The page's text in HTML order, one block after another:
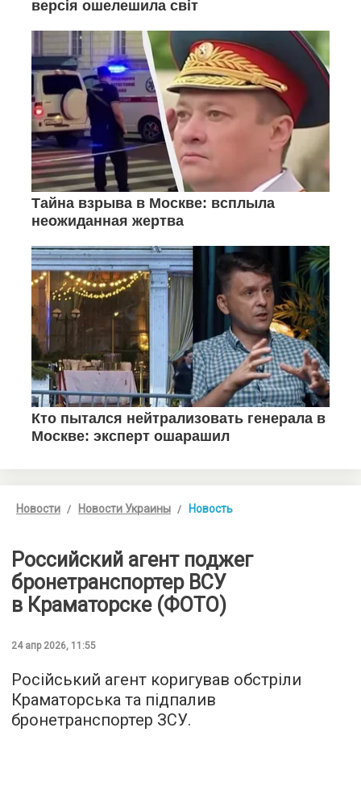
Новости Новости Украины Новость
Российский агент поджег
бронетранспортер ВСУ
в Краматорске (ФОТО)
24 апр 2026, 11:55
Російський агент коригував обстріли
Краматорська та підпалив
бронетранспортер ЗСУ.